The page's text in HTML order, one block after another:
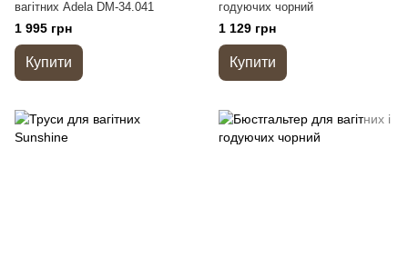
вагітних Adela DM-34.041
1 995 грн
Купити
годуючих чорний
1 129 грн
Купити